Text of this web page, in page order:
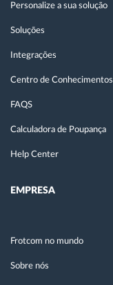
Personalize a sua solução
Soluções
Integrações
Centro de Conhecimentos
FAQS
Calculadora de Poupança
Help Center
EMPRESA
Frotcom no mundo
Sobre nós